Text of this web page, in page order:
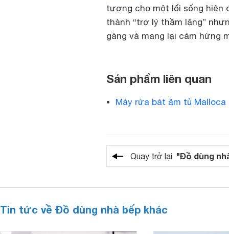
tượng cho một lối sống hiện
thành “trợ lý thầm lặng”
gàng và mang lại cảm hứng
Sản phẩm liên quan
Máy rửa bát âm tủ Malloca
Quay trở lại "Đồ dùng
Tin tức về Đồ dùng nhà bếp khác